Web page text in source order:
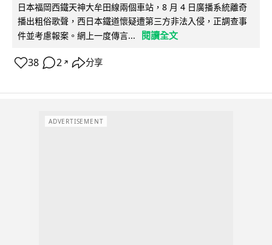
日本福岡西鐵天神大牟田線兩個車站，8 月 4 日廣播系統離奇
播出粗俗歌聲，西日本鐵道懷疑遭第三方非法入侵，正調查事
件並考慮報案。網上一度傳言...
閱讀全文
38 2 ↗ 分享
ADVERTISEMENT